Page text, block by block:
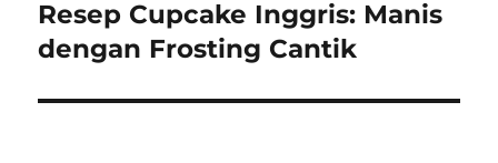
Next
post:
Resep Cupcake Inggris: Manis
dengan Frosting Cantik